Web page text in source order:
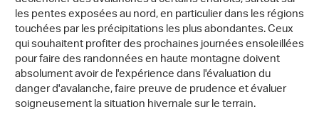
les pentes exposées au nord, en particulier dans les régions
touchées par les précipitations les plus abondantes. Ceux
qui souhaitent profiter des prochaines journées ensoleillées
pour faire des randonnées en haute montagne doivent
absolument avoir de l'expérience dans l'évaluation du
danger d'avalanche, faire preuve de prudence et évaluer
soigneusement la situation hivernale sur le terrain.